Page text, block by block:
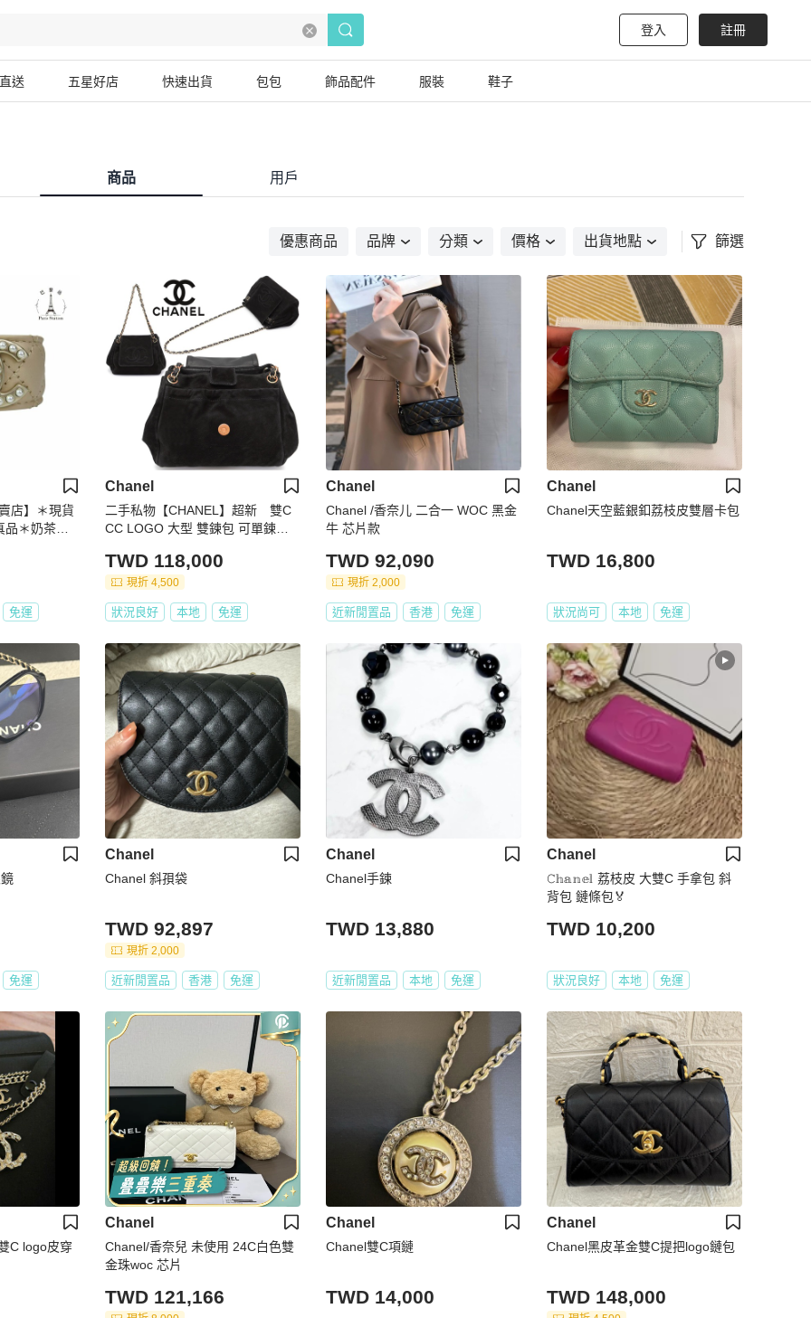
登入 註冊
送 五星好店 快速出貨 包包 飾品配件 服裝 鞋子
商品 用戶
優惠商品 品牌 分類 價格 出貨地點 篩選
店】＊現貨
＊奶茶色
免運
Chanel
二手私物【CHANEL】超新 雙C
CC LOGO 大型 雙鍊包 可單鍊斜
使用過一次
TWD 118,000
現折 4,500
狀況良好 本地 免運
Chanel
Chanel /香奈儿 二合一 WOC 黑金
牛 芯片款
TWD 92,090
現折 2,000
近新閒置品 香港 免運
Chanel
Chanel天空藍銀釦荔枝皮雙層卡包
TWD 16,800
狀況尚可 本地 免運
免運
Chanel
Chanel 斜孭袋
TWD 92,897
現折 2,000
近新閒置品 香港 免運
Chanel
Chanel手鍊
TWD 13,880
近新閒置品 本地 免運
Chanel
𝙲𝕙𝕒𝕟𝕖𝕝 荔枝皮 大雙C 手拿包 斜
背包 鏈條包🏅
TWD 10,200
狀況良好 本地 免運
C logo皮穿
Chanel
Chanel/香奈兒 未使用 24C白色雙
金珠woc 芯片
TWD 121,166
Chanel
Chanel雙C項鏈
TWD 14,000
Chanel
Chanel黑皮革金雙C提把logo鏈包
TWD 148,000